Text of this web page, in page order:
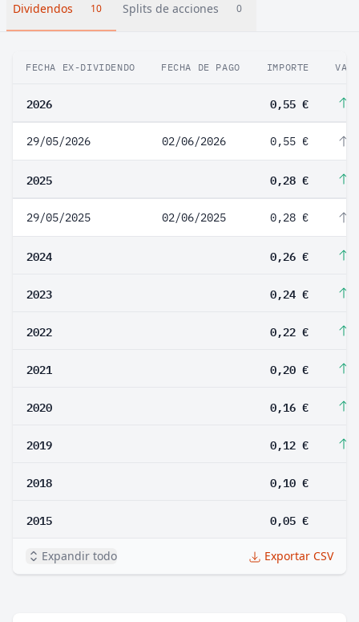
Dividendos 10 Splits de acciones 0
FECHA EX-DIVIDENDO FECHA DE PAGO IMPORTE
2026 0,55 €
29/05/2026 02/06/2026 0,55 €
2025 0,28 €
29/05/2025 02/06/2025 0,28 €
2024 0,26 €
2023 0,24 €
2022 0,22 €
2021 0,20 €
2020 0,16 €
2019 0,12 €
2018 0,10 €
2015 0,05 €
Expandir todo Exportar CSV